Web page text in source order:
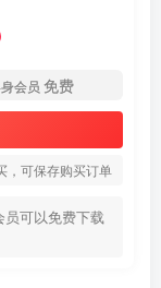
会员 免费
，可保存购买订单
可以免费下载